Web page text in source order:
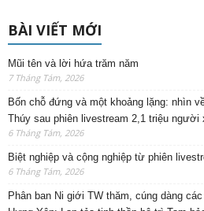
BÀI VIẾT MỚI
Mũi tên và lời hứa trăm năm
7 Tháng Tám, 2026
Bốn chỗ đứng và một khoảng lặng: nhìn
Thúy sau phiên livestream 2,1 triệu người
6 Tháng Tám, 2026
Biệt nghiệp và cộng nghiệp từ phiên
6 Tháng Tám, 2026
Phân ban Ni giới TW thăm, cúng dàng